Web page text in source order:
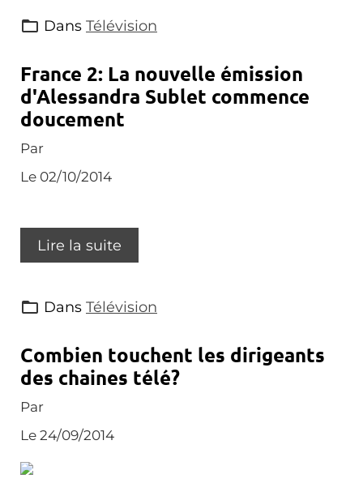
Dans Télévision
France 2: La nouvelle émission
d'Alessandra Sublet commence
doucement
Par
Le 02/10/2014
Lire la suite
Dans Télévision
Combien touchent les dirigeants
des chaines télé?
Par
Le 24/09/2014